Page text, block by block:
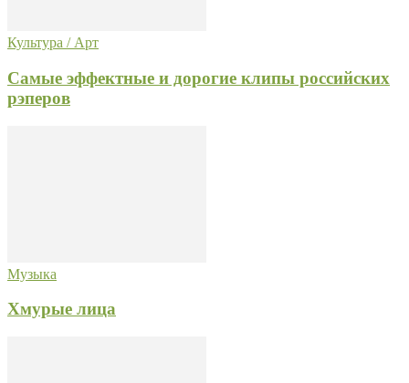
Культура / Арт
Самые эффектные и дорогие клипы российских
рэперов
Музыка
Хмурые лица